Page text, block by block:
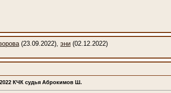
(23.09.2022), эни (02.12.2022)
КЧК судья Аброкимов Ш.